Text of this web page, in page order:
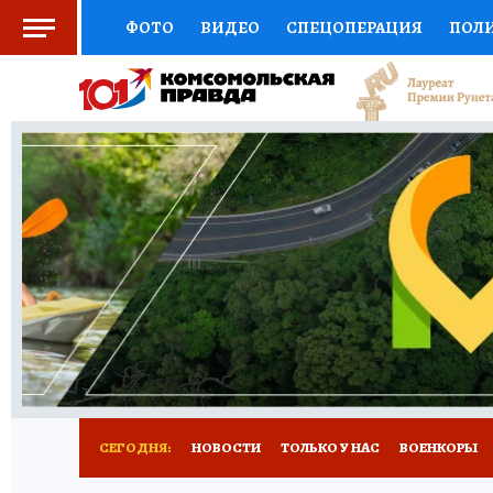
ФОТО ВИДЕО СПЕЦОПЕРАЦИЯ
СОЦПОДДЕРЖКА НАУКА СПОРТ
ВЫБОР ЭКСПЕРТОВ ДОКТОР
КНИЖНАЯ ПОЛКА ПРОГНОЗЫ НА СПОРТ
ПРЕСС-ЦЕНТР НЕДВИЖИМОСТЬ
РАДИО КП РЕКЛАМА ТЕСТЫ НОВОЕ
СЕГОДНЯ: НОВОСТИ ТОЛЬКО У НАС ВОЕНКОРЫ